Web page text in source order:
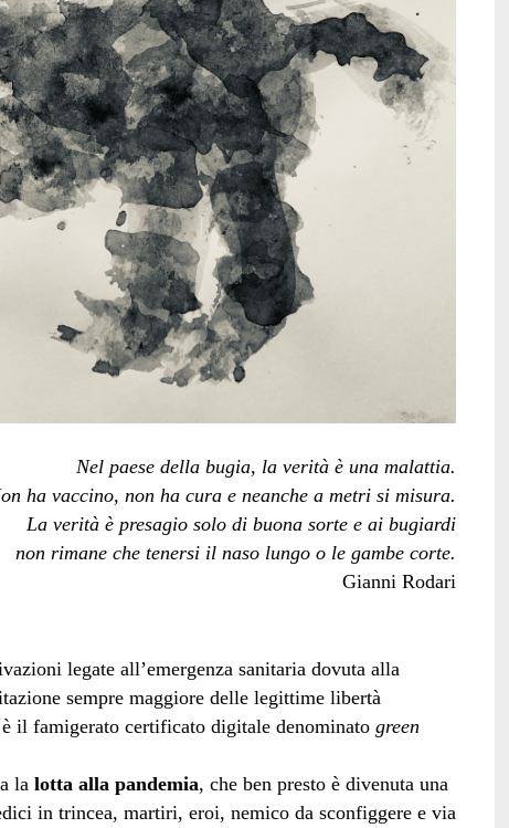
Nel paese della bugia, la verità è una malattia.
ha vaccino, non ha cura e neanche a metri si misura.
La verità è presagio solo di buona sorte e ai bugiardi
non rimane che tenersi il naso lungo o le gambe corte.
Gianni Rodari
legate all’emergenza sanitaria dovuta alla
sempre maggiore delle legittime libertà
il famigerato certificato digitale denominato green
la lotta alla pandemia, che ben presto è divenuta una
in trincea, martiri, eroi, nemico da sconfiggere e via